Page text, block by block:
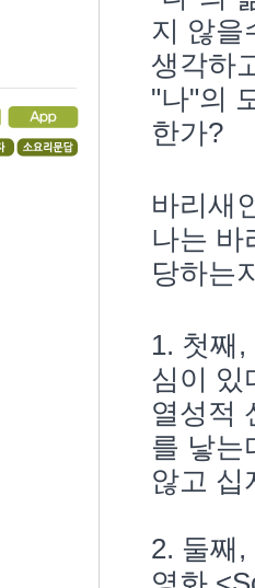
지 않을
생각하
"나"의
한가?
바리새
나는 바
당하는
1. 첫째
심이 있
열성적
를 낳는
않고
2. 둘째